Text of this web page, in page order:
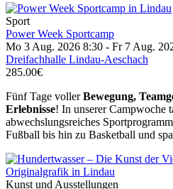
Sport
Power Week Sportcamp
Mo 3 Aug. 2026 8:30 - Fr 7 Aug.
Dreifachhalle Lindau-Aeschach
285.00€
Fünf Tage vollerBewegung,
Erlebnisse! In unserer Campwoche
abwechslungsreiches
Fußball bis hin zu Basketball und
Kunst und Ausstellungen